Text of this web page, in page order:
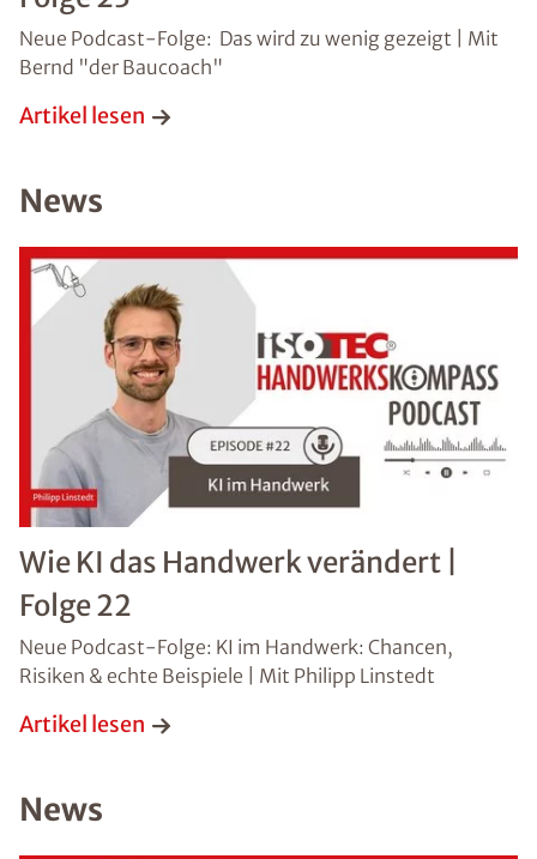
Bild hochladen
(Dateiformat: JPEG, TIFF, PNG oder PDF bis 50
MB)
*Pflichtangaben. Ihre Daten werden von uns stets
vertraulich behandelt.
Datenschutzhinweisgelesen
Absenden
Neue Podcast-Folge: Das wird zu wenig gezeigt | Mit
Bernd "der Baucoach"
Artikel lesen
News
Wie KI das Handwerk verändert |
Folge 22
Neue Podcast-Folge: KI im Handwerk: Chancen,
Risiken & echte Beispiele | Mit Philipp Linstedt
Artikel lesen
News